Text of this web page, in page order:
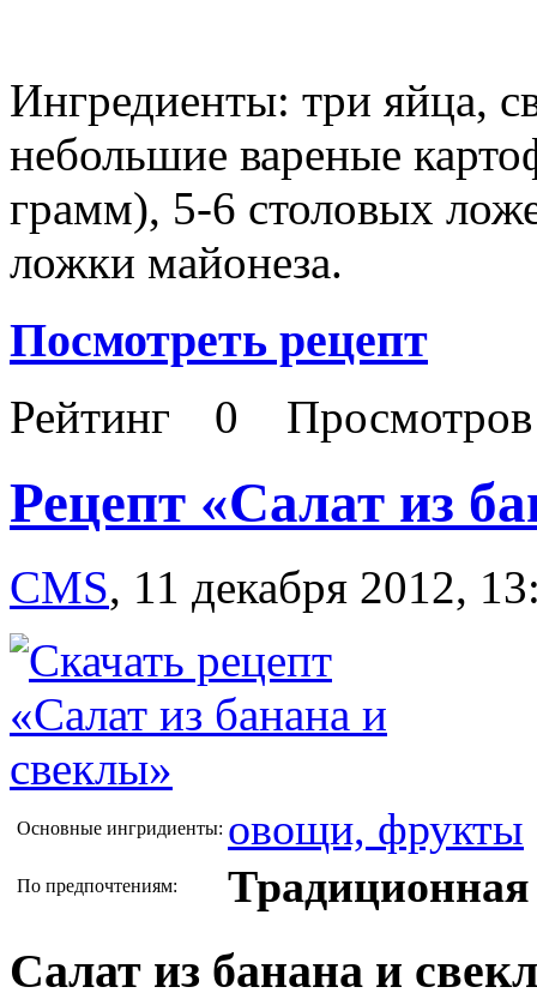
Ингредиенты: три яйца,
небольшие вареные
грамм), 5-6 столовых
ложки майонеза.
Посмотреть рецепт
Рейтинг 0
Рецепт «Салат из
CMS, 11 декабря 2012,
Основные ингридиенты: овощи, фрукты
По предпочтениям: Традиционная
Салат из банана и